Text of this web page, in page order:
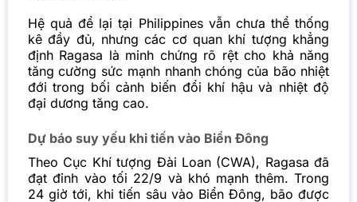
Hệ quả để lại tại Philippines vẫn chưa thể thống
kê đầy đủ, nhưng các cơ quan khí tượng khẳng
định Ragasa là minh chứng rõ rệt cho khả năng
tăng cường sức mạnh nhanh chóng của bão nhiệt
đới trong bối cảnh biến đổi khí hậu và nhiệt độ
đại dương tăng cao.
Dự báo suy yếu khi tiến vào Biển Đông
Theo Cục Khí tượng Đài Loan (CWA), Ragasa đã
đạt đỉnh vào tối 22/9 và khó mạnh thêm. Trong
24 giờ tới, khi tiến sâu vào Biển Đông, bão được